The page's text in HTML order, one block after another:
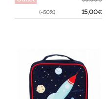
(-50%) 15,00€